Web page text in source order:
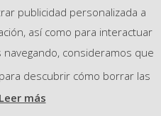
Training
publicidad personalizada a
así como para interactuar
consideramos que
para descubrir cómo borrar las
Leer más